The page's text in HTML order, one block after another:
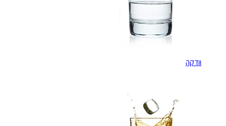
וודקה